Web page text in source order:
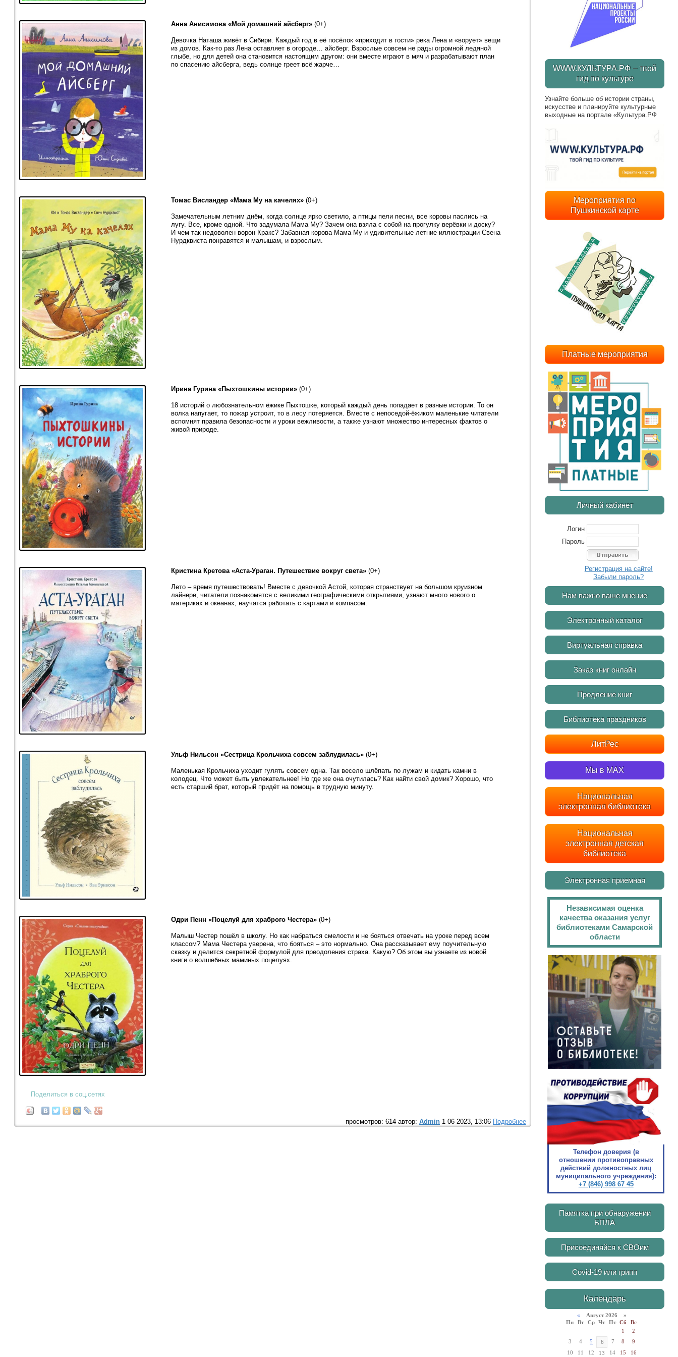
Анна Анисимова «Мой домашний айсберг» (0+)
Девочка Наташа живёт в Сибири. Каждый год в её посёлок «приходит в гости» река Лена и «ворует» вещи
из домов. Как-то раз Лена оставляет в огороде… айсберг. Взрослые совсем не рады огромной ледяной
глыбе, но для детей она становится настоящим другом: они вместе играют в мяч и разрабатывают план
по спасению айсберга, ведь солнце греет всё жарче…
Томас Висландер «Мама Му на качелях» (0+)
Замечательным летним днём, когда солнце ярко светило, а птицы пели песни, все коровы паслись на
лугу. Все, кроме одной. Что задумала Мама Му? Зачем она взяла с собой на прогулку верёвки и доску?
И чем так недоволен ворон Кракс? Забавная корова Мама Му и удивительные летние иллюстрации Свена
Нурдквиста понравятся и малышам, и взрослым.
Ирина Гурина «Пыхтошкины истории» (0+)
18 историй о любознательном ёжике Пыхтошке, который каждый день попадает в разные истории. То он
волка напугает, то пожар устроит, то в лесу потеряется. Вместе с непоседой-ёжиком маленькие читатели
вспомнят правила безопасности и уроки вежливости, а также узнают множество интересных фактов о
живой природе.
Кристина Кретова «Аста-Ураган. Путешествие вокруг света» (0+)
Лето – время путешествовать! Вместе с девочкой Астой, которая странствует на большом круизном
лайнере, читатели познакомятся с великими географическими открытиями, узнают много нового о
материках и океанах, научатся работать с картами и компасом.
Ульф Нильсон «Сестрица Крольчиха совсем заблудилась» (0+)
Маленькая Крольчиха уходит гулять совсем одна. Так весело шлёпать по лужам и кидать камни в
колодец. Что может быть увлекательнее! Но где же она очутилась? Как найти свой домик? Хорошо, что
есть старший брат, который придёт на помощь в трудную минуту.
Одри Пенн «Поцелуй для храброго Честера» (0+)
Малыш Честер пошёл в школу. Но как набраться смелости и не бояться отвечать на уроке перед всем
классом? Мама Честера уверена, что бояться – это нормально. Она рассказывает ему поучительную
сказку и делится секретной формулой для преодоления страха. Какую? Об этом вы узнаете из новой
книги о волшебных маминых поцелуях.
Поделиться в соц.сетях
просмотров: 614 автор: Admin1-06-2023, 13:06 Подробнее
WWW.КУЛЬТУРА.РФ – твой
гид по культуре
Узнайте больше об истории страны,
искусстве и планируйте культурные
выходные на портале «Культура.РФ
Мероприятия по
Пушкинской карте
Платные мероприятия
Личный кабинет
Логин
Пароль
Регистрация на сайте!
Забыли пароль?
Нам важно ваше мнение
Электронный каталог
Виртуальная справка
Заказ книг онлайн
Продление книг
Библиотека праздников
ЛитРес
Мы в MAX
Национальная
электронная библиотека
Национальная
электронная детская
библиотека
Электронная приемная
Независимая оценка
качества оказания услуг
библиотеками Самарской
области
Телефон доверия (в
отношении противоправных
действий должностных лиц
муниципального учреждения):
+7 (846) 998 67 45
Памятка при обнаружении
БПЛА
Присоединяйся к СВОим
Covid-19 или грипп
Календарь
« Август 2026 »
Пн
Вт Ср Чт Пт Сб
Вс
1
2
3
4 5 6 7 8
9
10
11 12 13 14 15 16